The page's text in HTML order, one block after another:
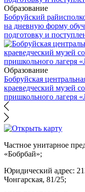
Образование
Бобруйский
на дневную форму
подготовку и
Образование
Бобруйская
краеведческий музей
пришкольного лагеря
Частное унитарное
«Бобрбай»;
Юридический адрес:
Чонгарская, 81/25;